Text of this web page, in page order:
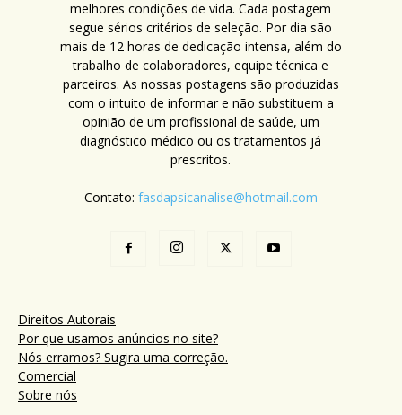
melhores condições de vida. Cada postagem
segue sérios critérios de seleção. Por dia são
mais de 12 horas de dedicação intensa, além do
trabalho de colaboradores, equipe técnica e
parceiros. As nossas postagens são produzidas
com o intuito de informar e não substituem a
opinião de um profissional de saúde, um
diagnóstico médico ou os tratamentos já
prescritos.
Contato: fasdapsicanalise@hotmail.com
Direitos Autorais
Por que usamos anúncios no site?
Nós erramos? Sugira uma correção.
Comercial
Sobre nós